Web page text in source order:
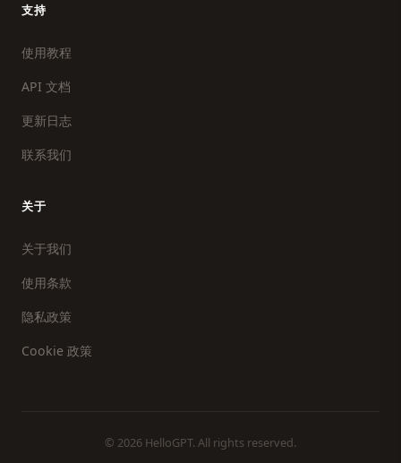
支持
使用教程
API 文档
更新日志
联系我们
关于
关于我们
使用条款
隐私政策
Cookie 政策
© 2026 HelloGPT. All rights reserved.